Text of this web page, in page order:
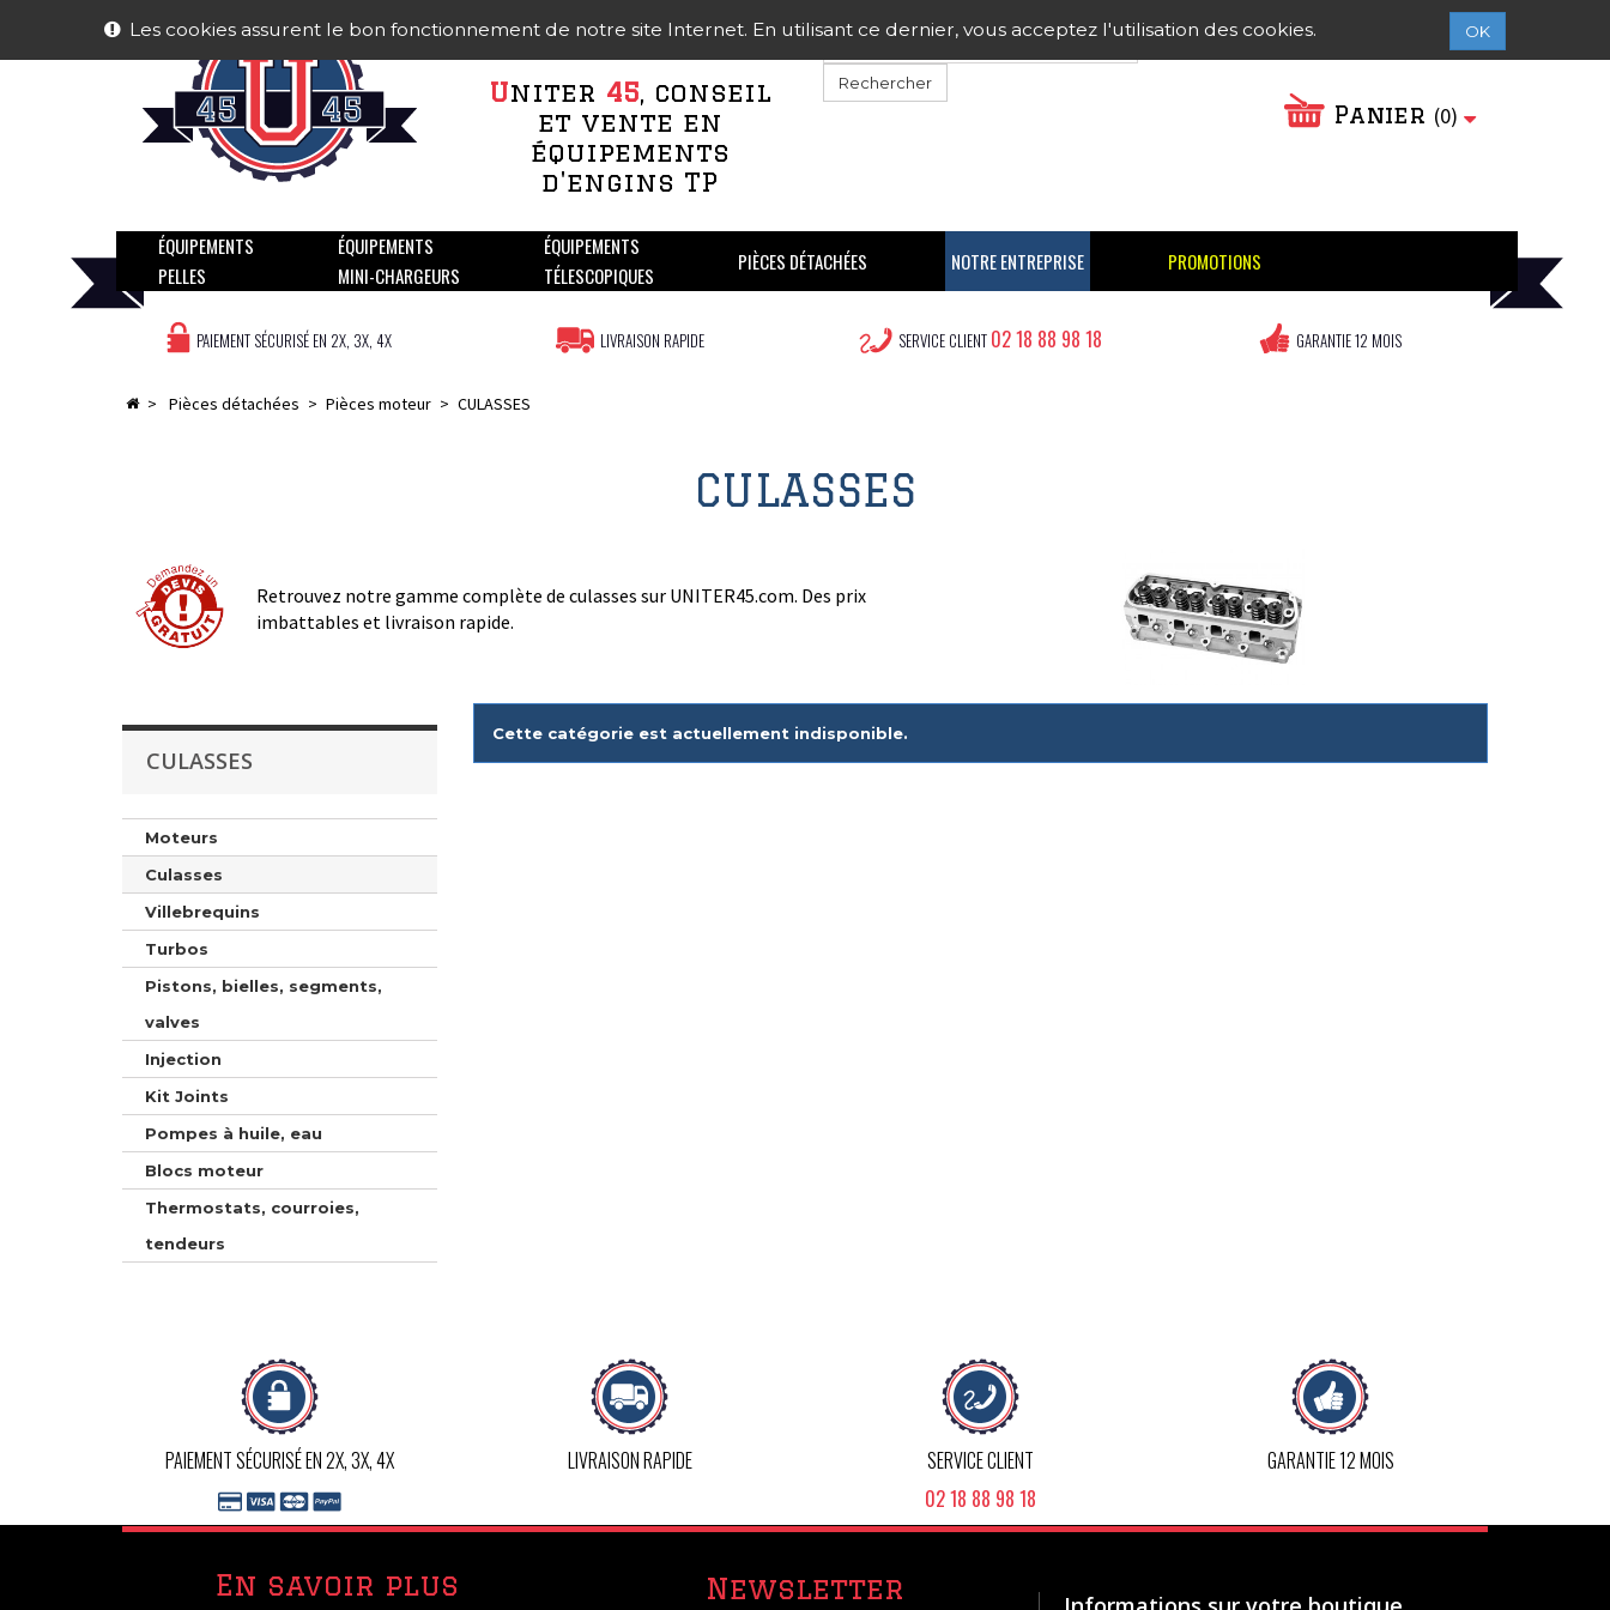
Connexion
Uniter 45, conseil
et vente en
équipements
d'engins TP
Panier (0)
Rechercher
ÉQUIPEMENTS
PELLES
ÉQUIPEMENTS
MINI-CHARGEURS
ÉQUIPEMENTS
TÉLESCOPIQUES
PIÈCES DÉTACHÉES NOTRE ENTREPRISE PROMOTIONS
PAIEMENT SÉCURISÉ EN 2X, 3X, 4X LIVRAISON RAPIDE SERVICE CLIENT 02 18 88 98 18 GARANTIE 12 MOIS
Les cookies assurent le bon fonctionnement de notre site Internet. En utilisant ce dernier, vous acceptez l'utilisation des cookies. OK
> pièces détachées > pièces moteur > CULASSES
CULASSES
Retrouvez notre gamme complète de culasses sur UNITER45.com. Des prix
imbattables et livraison rapide.
CULASSES
Moteurs
Culasses
Villebrequins
Turbos
Pistons, bielles, segments,
valves
Injection
Kit Joints
Pompes à huile, eau
Blocs moteur
Thermostats, courroies,
tendeurs
Cette catégorie est actuellement indisponible.
PAIEMENT SÉCURISÉ EN 2X, 3X, 4X LIVRAISON RAPIDE
SERVICE CLIENT
02 18 88 98 18
GARANTIE 12 MOIS
En savoir plus Newsletter